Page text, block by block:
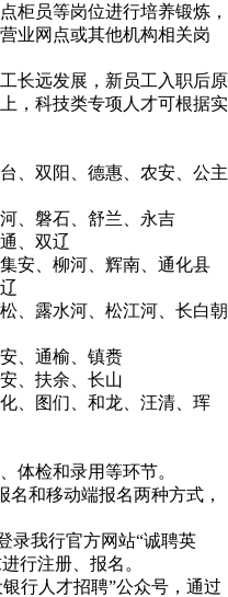
柜员等岗位进行培养锻炼，
业网点或其他机构相关岗
远发展，新员工入职后原
，科技类专项人才可根据实
双阳、德惠、农安、公主
、磐石、舒兰、永吉
、双辽
、柳河、辉南、通化县
露水河、松江河、长白朝
、通榆、镇赉
、扶余、长山
图们、和龙、汪清、珲
检和录用等环节。
和移动端报名两种方式，
我行官方网站“诚聘英
行注册、报名。
行人才招聘”公众号，通过